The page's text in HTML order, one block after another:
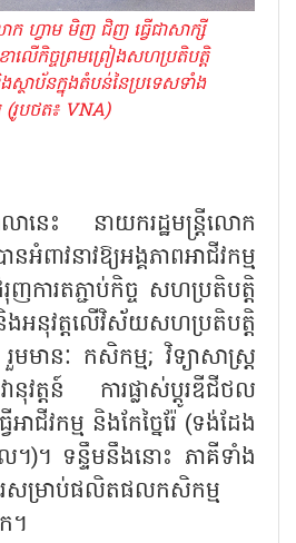
ោក ហ្វាម មិញ ជិញ ធ្វើជាសាក្សី
ាលើកិច្ចព្រមព្រៀងសហប្រតិបត្តិ
ស្ថាប័នក្នុងតំបន់នៃប្រទេសទាំង
(រូបថត៖ VNA)
លានេះ នាយករដ្ឋមន្ត្រីលោក
ាវនាវឱ្យអង្គភាពអាជីវកម្ម
ញការតភ្ជាប់កិច្ច សហប្រតិបត្តិ
អនុវត្តលើវិស័យសហប្រតិបត្តិ
មានៈ កសិកម្ម; វិទ្យាសាស្ត្រ
នុវត្តន៍ ការផ្លាស់ប្តូរឌីជីថល
អាជីវកម្ម និងកែច្នៃរ៉ែ (ទង់ដែង
)។ ទន្ទឹមនឹងនោះ ភាគីទាំង
រសម្រាប់ផលិតផលកសិកម្ម
។